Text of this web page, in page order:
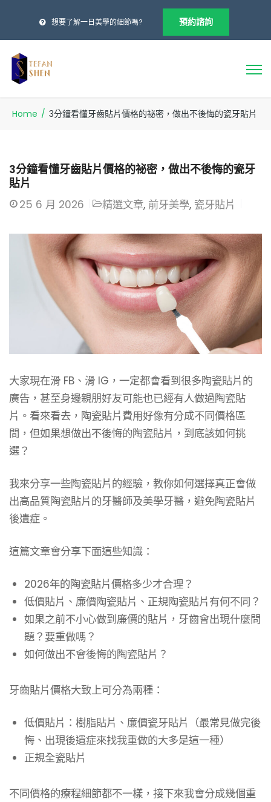
想要了解一日美學的細節嗎? 預約諮詢
Home / 3分鐘看懂牙齒貼片價格的祕密，做出不後悔的瓷牙貼片
3分鐘看懂牙齒貼片價格的祕密，做出不後悔的瓷牙
貼片
25 6 月 2026 精選文章, 前牙美學, 瓷牙貼片
大家現在滑 FB、滑 IG，一定都會看到很多陶瓷貼片的
廣告，甚至身邊親朋好友可能也已經有人做過陶瓷貼
片。看來看去，陶瓷貼片費用好像有分成不同價格區
間，但如果想做出不後悔的陶瓷貼片，到底該如何挑
選？
我來分享一些陶瓷貼片的經驗，教你如何選擇真正會做
出高品質陶瓷貼片的牙醫師及美學牙醫，避免陶瓷貼片
後遺症。
這篇文章會分享下面這些知識：
2026年的陶瓷貼片價格多少才合理？
低價貼片、廉價陶瓷貼片、正規陶瓷貼片有何不同？
如果之前不小心做到廉價的貼片，牙齒會出現什麼問
題？要重做嗎？
如何做出不會後悔的陶瓷貼片？
牙齒貼片價格大致上可分為兩種：
低價貼片：樹脂貼片、廉價瓷牙貼片（最常見做完後
悔、出現後遺症來找我重做的大多是這一種）
正規全瓷貼片
不同價格的療程細節都不一樣，接下來我會分成幾個重